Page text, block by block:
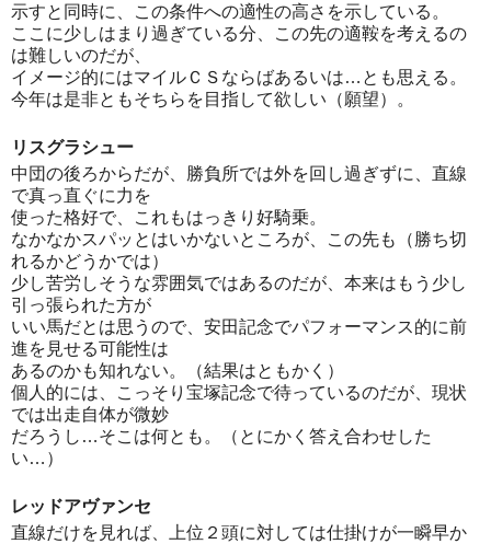
示すと同時に、この条件への適性の高さを示している。
ここに少しはまり過ぎている分、この先の適鞍を考えるの
は難しいのだが、
イメージ的にはマイルＣＳならばあるいは…とも思える。
今年は是非ともそちらを目指して欲しい（願望）。
リスグラシュー
中団の後ろからだが、勝負所では外を回し過ぎずに、直線
で真っ直ぐに力を
使った格好で、これもはっきり好騎乗。
なかなかスパッとはいかないところが、この先も（勝ち切
れるかどうかでは）
少し苦労しそうな雰囲気ではあるのだが、本来はもう少し
引っ張られた方が
いい馬だとは思うので、安田記念でパフォーマンス的に前
進を見せる可能性は
あるのかも知れない。（結果はともかく）
個人的には、こっそり宝塚記念で待っているのだが、現状
では出走自体が微妙
だろうし…そこは何とも。（とにかく答え合わせした
い…）
レッドアヴァンセ
直線だけを見れば、上位２頭に対しては仕掛けが一瞬早か